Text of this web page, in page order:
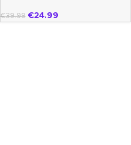
€39.99 €24.99